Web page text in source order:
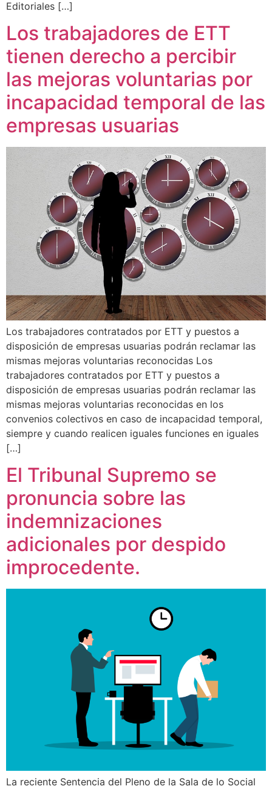
Editoriales […]
Los trabajadores de ETT
tienen derecho a percibir
las mejoras voluntarias por
incapacidad temporal de las
empresas usuarias
Los trabajadores contratados por ETT y puestos a
disposición de empresas usuarias podrán reclamar las
mismas mejoras voluntarias reconocidas Los
trabajadores contratados por ETT y puestos a
disposición de empresas usuarias podrán reclamar las
mismas mejoras voluntarias reconocidas en los
convenios colectivos en caso de incapacidad temporal,
siempre y cuando realicen iguales funciones en iguales
[…]
El Tribunal Supremo se
pronuncia sobre las
indemnizaciones
adicionales por despido
improcedente.
La reciente Sentencia del Pleno de la Sala de lo Social